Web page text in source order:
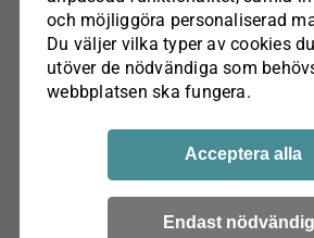
Koholmen 6” fotogenlampa
Karlskrona lampfabrik
1,380.00
Lägg till i varukorg
och möjliggöra personaliserad
Du väljer vilka typer av cookies
utöver de nödvändiga som
webbplatsen ska fungera.
Acceptera alla
Endast